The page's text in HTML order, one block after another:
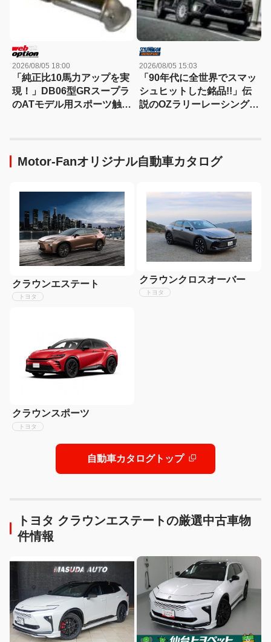
2026/08/05 18:00
「純正比10馬力アップを実
現！」DB06型GRスープラ
のATモデル用スポーツ触媒
2026/08/05 15:03
「90年代に全世界でスマッ
シュヒットした銘品!!」伝
説のOZラリーレーシングを
Motor-Fanオリジナル自動車カタログ
クラウンエステート
トヨタ
クラウンクロスオーバー
トヨタ
クラウンスポーツ
トヨタ
自動車カタログトップ
トヨタ クラウンエステートの厳選中古車物
件情報